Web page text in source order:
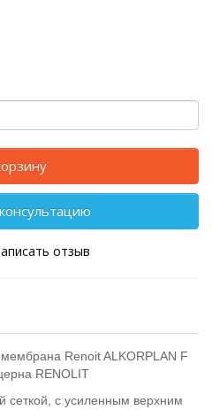
отзыв
Renoit ALKORPLAN F
RENOLIT
сеткой, с усиленным верхним